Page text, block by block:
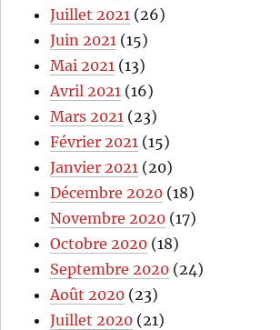
Juillet 2021 (26)
Juin 2021 (15)
Mai 2021 (13)
Avril 2021 (16)
Mars 2021 (23)
Février 2021 (15)
Janvier 2021 (20)
Décembre 2020 (18)
Novembre 2020 (17)
Octobre 2020 (18)
Septembre 2020 (24)
Août 2020 (23)
Juillet 2020 (21)